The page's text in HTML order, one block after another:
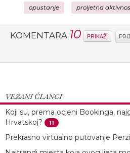
opustanje proljetna
KOMENTARA 10 PRIKAŽI
VEZANI ČLANCI
Koji su, prema ocjeni Bookinga,
Hrvatskoj?
11
Prekrasno virtualno putovanje